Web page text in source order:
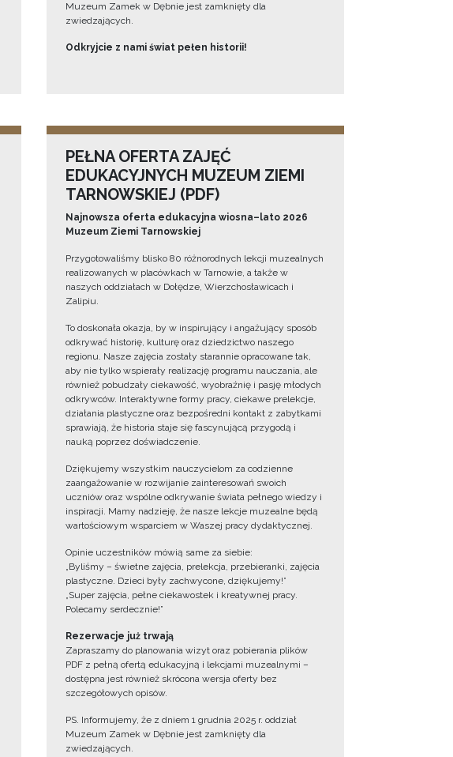
Muzeum Zamek w Dębnie jest zamknięty dla
zwiedzających.
Odkryjcie z nami świat pełen historii!
PEŁNA OFERTA ZAJĘĆ
EDUKACYJNYCH MUZEUM ZIEMI
TARNOWSKIEJ (PDF)
Najnowsza oferta edukacyjna wiosna–lato 2026
Muzeum Ziemi Tarnowskiej
Przygotowaliśmy blisko 80 różnorodnych lekcji muzealnych
realizowanych w placówkach w Tarnowie, a także w
naszych oddziałach w Dołędze, Wierzchosławicach i
Zalipiu.
To doskonała okazja, by w inspirujący i angażujący sposób
odkrywać historię, kulturę oraz dziedzictwo naszego
regionu. Nasze zajęcia zostały starannie opracowane tak,
aby nie tylko wspierały realizację programu nauczania, ale
również pobudzały ciekawość, wyobraźnię i pasję młodych
odkrywców. Interaktywne formy pracy, ciekawe prelekcje,
działania plastyczne oraz bezpośredni kontakt z zabytkami
sprawiają, że historia staje się fascynującą przygodą i
nauką poprzez doświadczenie.
Dziękujemy wszystkim nauczycielom za codzienne
zaangażowanie w rozwijanie zainteresowań swoich
uczniów oraz wspólne odkrywanie świata pełnego wiedzy i
inspiracji. Mamy nadzieję, że nasze lekcje muzealne będą
wartościowym wsparciem w Waszej pracy dydaktycznej.
Opinie uczestników mówią same za siebie:
„Byliśmy – świetne zajęcia, prelekcja, przebieranki, zajęcia
plastyczne. Dzieci były zachwycone, dziękujemy!”
„Super zajęcia, pełne ciekawostek i kreatywnej pracy.
Polecamy serdecznie!”
Rezerwacje już trwają
Zapraszamy do planowania wizyt oraz pobierania plików
PDF z pełną ofertą edukacyjną i lekcjami muzealnymi –
dostępna jest również skrócona wersja oferty bez
szczegółowych opisów.
PS. Informujemy, że z dniem 1 grudnia 2025 r. oddział
Muzeum Zamek w Dębnie jest zamknięty dla
zwiedzających.